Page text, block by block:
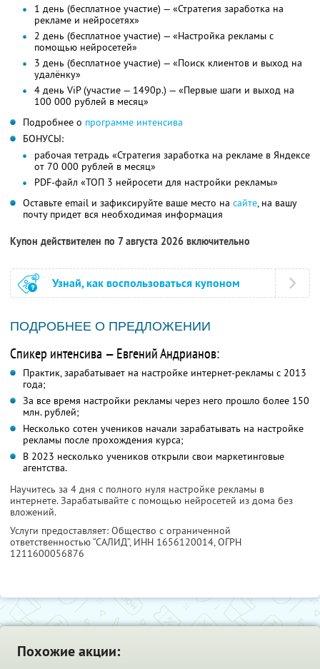
1 день (бесплатное участие) — «Стратегия заработка на
рекламе и нейросетях»
2 день (бесплатное участие) — «Настройка рекламы с
помощью нейросетей»
3 день (бесплатное участие) — «Поиск клиентов и выход на
удалёнку»
4 день ViP (участие — 1490р.) — «Первые шаги и выход на
100 000 рублей в месяц»
Подробнее о программе интенсива
БОНУСЫ:
рабочая тетрадь «Стратегия заработка на рекламе в Яндексе
от 70 000 рублей в месяц»
PDF-файл «ТОП 3 нейросети для настройки рекламы»
Оставьте email и зафиксируйте ваше место на сайте, на вашу
почту придет вся необходимая информация
Купон действителен по 7 августа 2026 включительно
Узнай, как воспользоваться купоном
ПОДРОБНЕЕ О ПРЕДЛОЖЕНИИ
Спикер интенсива — Евгений Андрианов:
Практик, зарабатывает на настройке интернет-рекламы с 2013
года;
За все время настройки рекламы через него прошло более 150
млн. рублей;
Несколько сотен учеников начали зарабатывать на настройке
рекламы после прохождения курса;
В 2023 несколько учеников открыли свои маркетинговые
агентства.
Научитесь за 4 дня с полного нуля настройке рекламы в
интернете. Зарабатывайте с помощью нейросетей из дома без
вложений.
Услуги предоставляет: Общество с ограниченной
ответственностью “САЛИД”, ИНН 1656120014, ОГРН
1211600056876
Похожие акции: